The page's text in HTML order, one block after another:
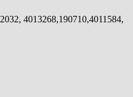
4013268,190710,4011584,